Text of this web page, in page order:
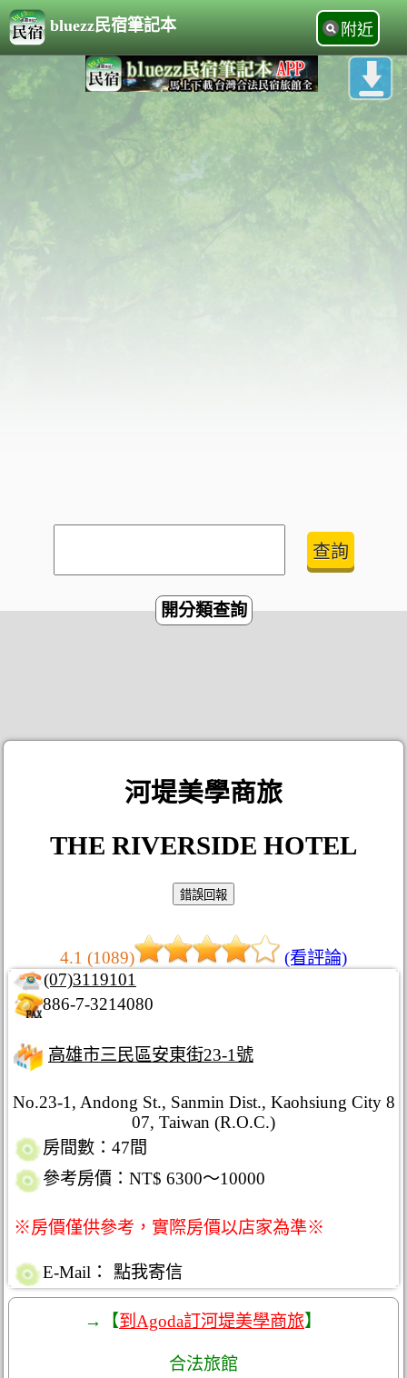
bluezz民宿筆記本 附近
開分類查詢
河堤美學商旅
THE RIVERSIDE HOTEL
4.1 (1089)
(看評論)
(07)3119101
886-7-3214080
高雄市三民區安東街23-1號
No.23-1, Andong St., Sanmin Dist., Kaohsiung City 8
07, Taiwan (R.O.C.)
房間數：47間
參考房價：NT$ 6300～10000
※房價僅供參考，實際房價以店家為準※
E-Mail： 點我寄信
→【到Agoda訂河堤美學商旅】
合法旅館